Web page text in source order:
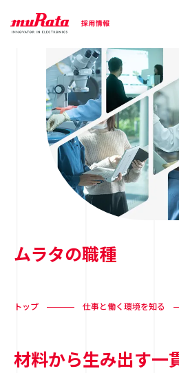
ムラタの職種
トップ 仕事と働く環境を知る
材料から生み出す一